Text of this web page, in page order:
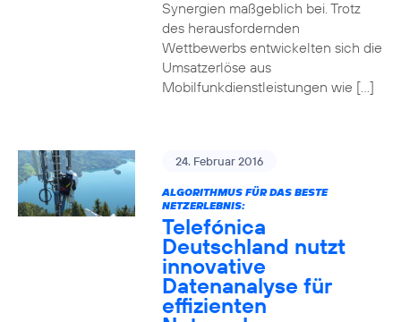
Synergien maßgeblich bei. Trotz
des herausfordernden
Wettbewerbs entwickelten sich die
Umsatzerlöse aus
Mobilfunkdienstleistungen wie […]
24. Februar 2016
ALGORITHMUS FÜR DAS BESTE
NETZERLEBNIS:
Telefónica
Deutschland nutzt
innovative
Datenanalyse für
effizienten